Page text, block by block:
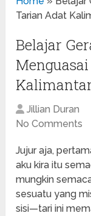
Tarian Adat
Belajar
Jillian Duran
No Comments
Jujur aja,
aku kira itu
mungkin
sesuatu yang
sisi—tari ini